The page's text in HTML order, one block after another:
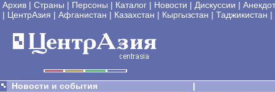
Архив | Страны | Персоны | Каталог | Новости | Дискуссии |
| ЦентрАзия | Афганистан | Казахстан | Кыргызстан | Таджикистан |
Новости и события
|